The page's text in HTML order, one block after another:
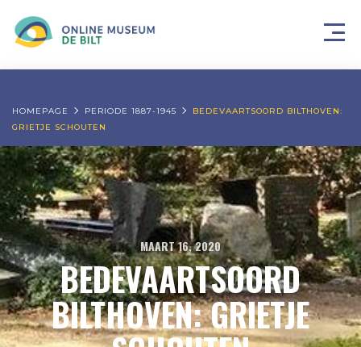
HOMEPAGE PERIODE 1887-1945
BEDEVAARTSOORD BILTHOVEN:
GRIETJE SCHOUTEN
MAART 16, 2020
BEDEVAARTSOORD
BILTHOVEN: GRIETJE